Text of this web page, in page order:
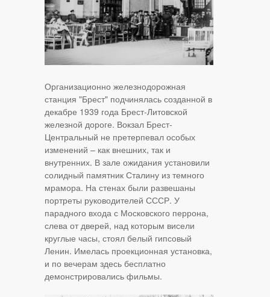
Организационно железнодорожная
станция "Брест" подчинялась созданной в
декабре 1939 года Брест-Литовской
железной дороге. Вокзал Брест-
Центральный не претерпевал особых
изменений – как внешних, так и
внутренних. В зале ожидания установили
солидный памятник Сталину из темного
мрамора. На стенах были развешаны
портреты руководителей СССР. У
парадного входа с Московского перрона,
слева от дверей, над которым висели
круглые часы, стоял белый гипсовый
Ленин. Имелась проекционная установка,
и по вечерам здесь бесплатно
демонстрировались фильмы.